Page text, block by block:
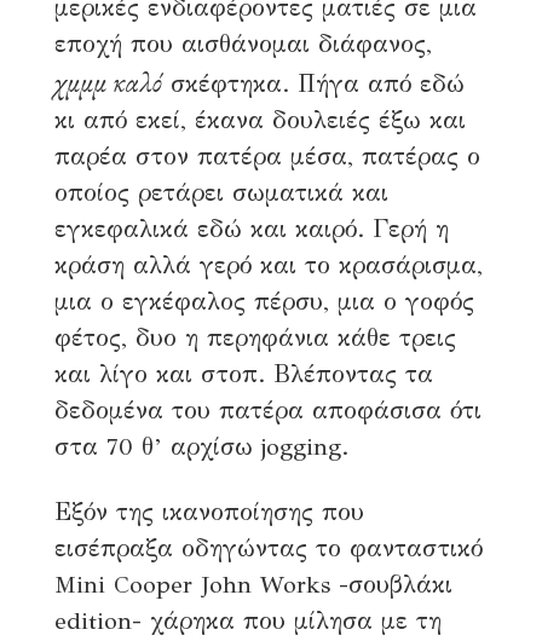
μερικές ενδιαφέροντες ματιές σε μια
εποχή που αισθάνομαι διάφανος,
χμμμ καλόσκέφτηκα. Πήγα από εδώ
κι από εκεί, έκανα δουλειές έξω και
παρέα στον πατέρα μέσα, πατέρας ο
οποίος ρετάρει σωματικά και
εγκεφαλικά εδώ και καιρό. Γερή η
κράση αλλά γερό και το κρασάρισμα,
μια ο εγκέφαλος πέρσυ, μια ο γοφός
φέτος, δυο η περηφάνια κάθε τρεις
και λίγο και στοπ. Βλέποντας τα
δεδομένα του πατέρα αποφάσισα ότι
στα 70 θ’ αρχίσω jogging.
Εξόν της ικανοποίησης που
εισέπραξα οδηγώντας το φανταστικό
Mini Cooper John Works -σουβλάκι
edition- χάρηκα που μίλησα με τη